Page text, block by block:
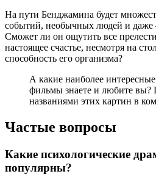
На пути Бенджамина будет
событий, необычных людей и
Сможет ли он ощутить все
настоящее счастье, несмотря на
способность его организма?
А какие наиболее
фильмы знаете и любите вы?
названиями этих картин в
Частые вопросы
Какие психологические
популярны?